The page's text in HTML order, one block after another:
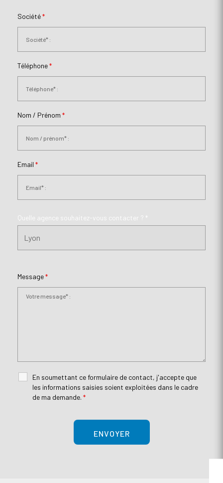
Société*
Téléphone*
Nom / Prénom *
Email *
Quelle agence souhaitez-vous contacter ? *
Message*
En soumettant ce formulaire de contact, j'accepte que
les informations saisies soient exploitées dans le cadre
de ma demande. *